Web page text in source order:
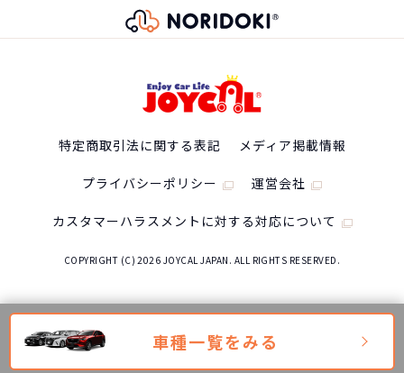
107(145)/3500
トランスミッション
最大トルク
380(38.7)/2000
シート列
3列
WLTCモード燃費
特定商取引法に関する表記 メディア掲載情報
プライバシーポリシー 運営会社
カスタマーハラスメントに対する対応について
COPYRIGHT (C) 2026 JOYCAL JAPAN. ALL RIGHTS RESERVED.
車種一覧をみる